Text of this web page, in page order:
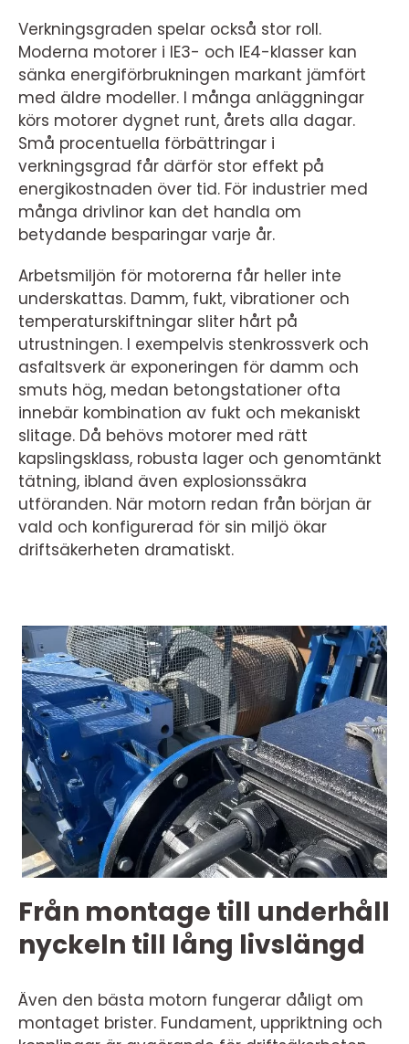
Verkningsgraden spelar också stor roll.
Moderna motorer i IE3- och IE4-klasser kan
sänka energiförbrukningen markant jämfört
med äldre modeller. I många anläggningar
körs motorer dygnet runt, årets alla dagar.
Små procentuella förbättringar i
verkningsgrad får därför stor effekt på
energikostnaden över tid. För industrier med
många drivlinor kan det handla om
betydande besparingar varje år.
Arbetsmiljön för motorerna får heller inte
underskattas. Damm, fukt, vibrationer och
temperaturskiftningar sliter hårt på
utrustningen. I exempelvis stenkrossverk och
asfaltsverk är exponeringen för damm och
smuts hög, medan betongstationer ofta
innebär kombination av fukt och mekaniskt
slitage. Då behövs motorer med rätt
kapslingsklass, robusta lager och genomtänkt
tätning, ibland även explosionssäkra
utföranden. När motorn redan från början är
vald och konfigurerad för sin miljö ökar
driftsäkerheten dramatiskt.
Från montage till underhåll
nyckeln till lång livslängd
Även den bästa motorn fungerar dåligt om
montaget brister. Fundament, uppriktning och